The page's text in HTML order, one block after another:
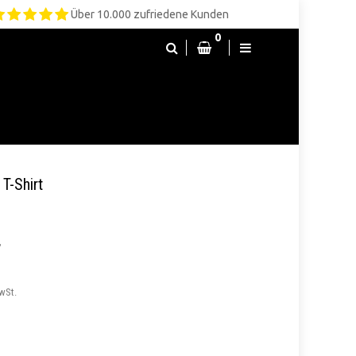
Über 10.000 zufriedene Kunden
0
Shirt